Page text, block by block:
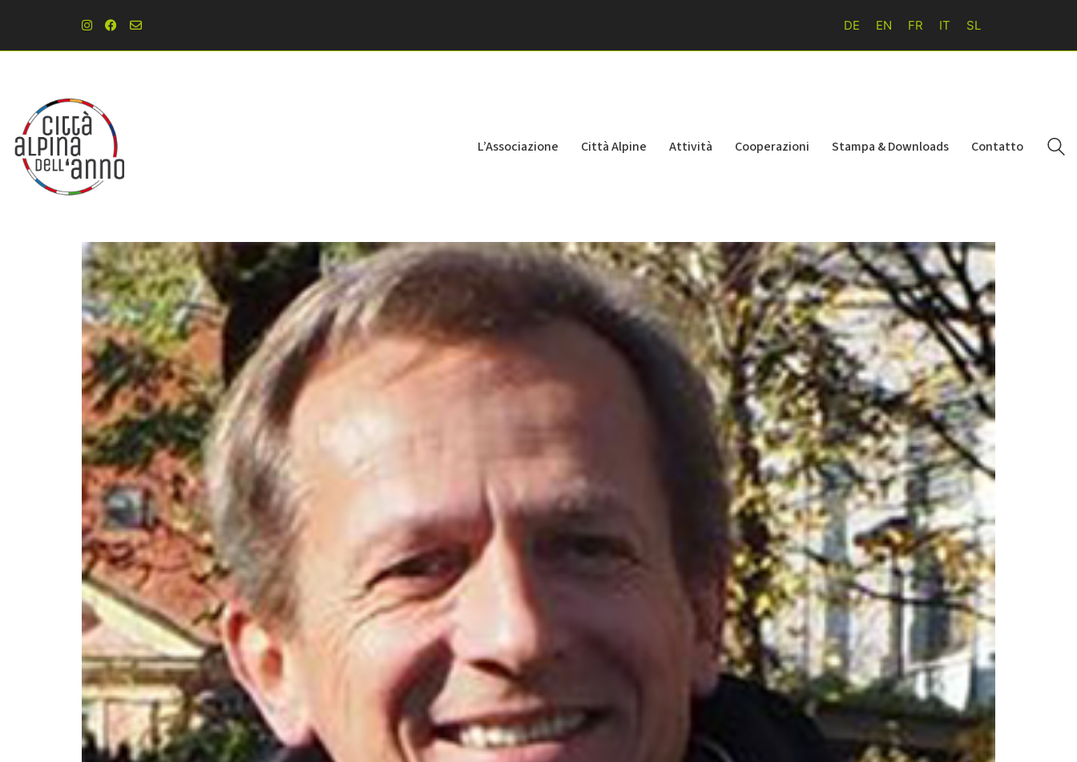
DE EN FR IT SL
L’Associazione Città Alpine Attività Cooperazioni Stampa & Downloads Contatto